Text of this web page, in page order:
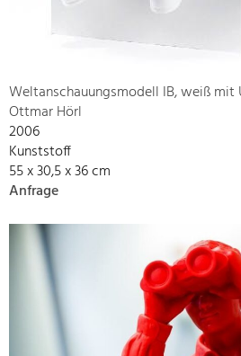
Weltanschauungsmodell IB, weiß mit
Ottmar Hörl
2006
Kunststoff
55 x 30,5 x 36 cm
Anfrage